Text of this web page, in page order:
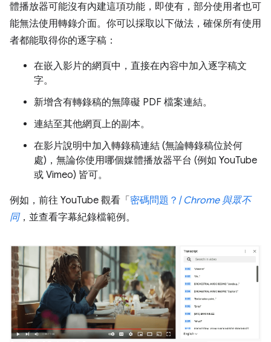
體播放器可能沒有內建這項功能，即使有，部分使用者也可
能無法使用轉錄介面。你可以採取以下做法，確保所有使用
者都能取得你的逐字稿：
在嵌入影片的網頁中，直接在內容中加入逐字稿文
字。
新增含有轉錄稿的無障礙 PDF 檔案連結。
連結至其他網頁上的副本。
在影片說明中加入轉錄稿連結 (無論轉錄稿位於何
處)，無論你使用哪個媒體播放器平台 (例如 YouTube
或 Vimeo) 皆可。
例如，前往 YouTube 觀看「 密碼問題？ | Chrome 與眾不
同，並查看字幕紀錄檔範例。